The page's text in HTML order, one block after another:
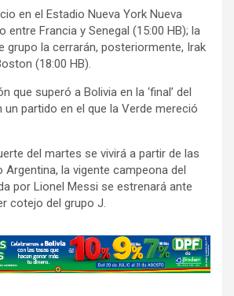
en el Estadio Nueva York Nueva
entre Francia y Senegal (15:00 HB); la
grupo la cerrarán, posteriormente, Irak
(18:00 HB).
que superó a Bolivia en la ‘final’ del
un partido en el que la Verde mereció
del martes se vivirá a partir de las
Argentina, la vigente campeona del
por Lionel Messi se estrenará ante
cotejo del grupo J.